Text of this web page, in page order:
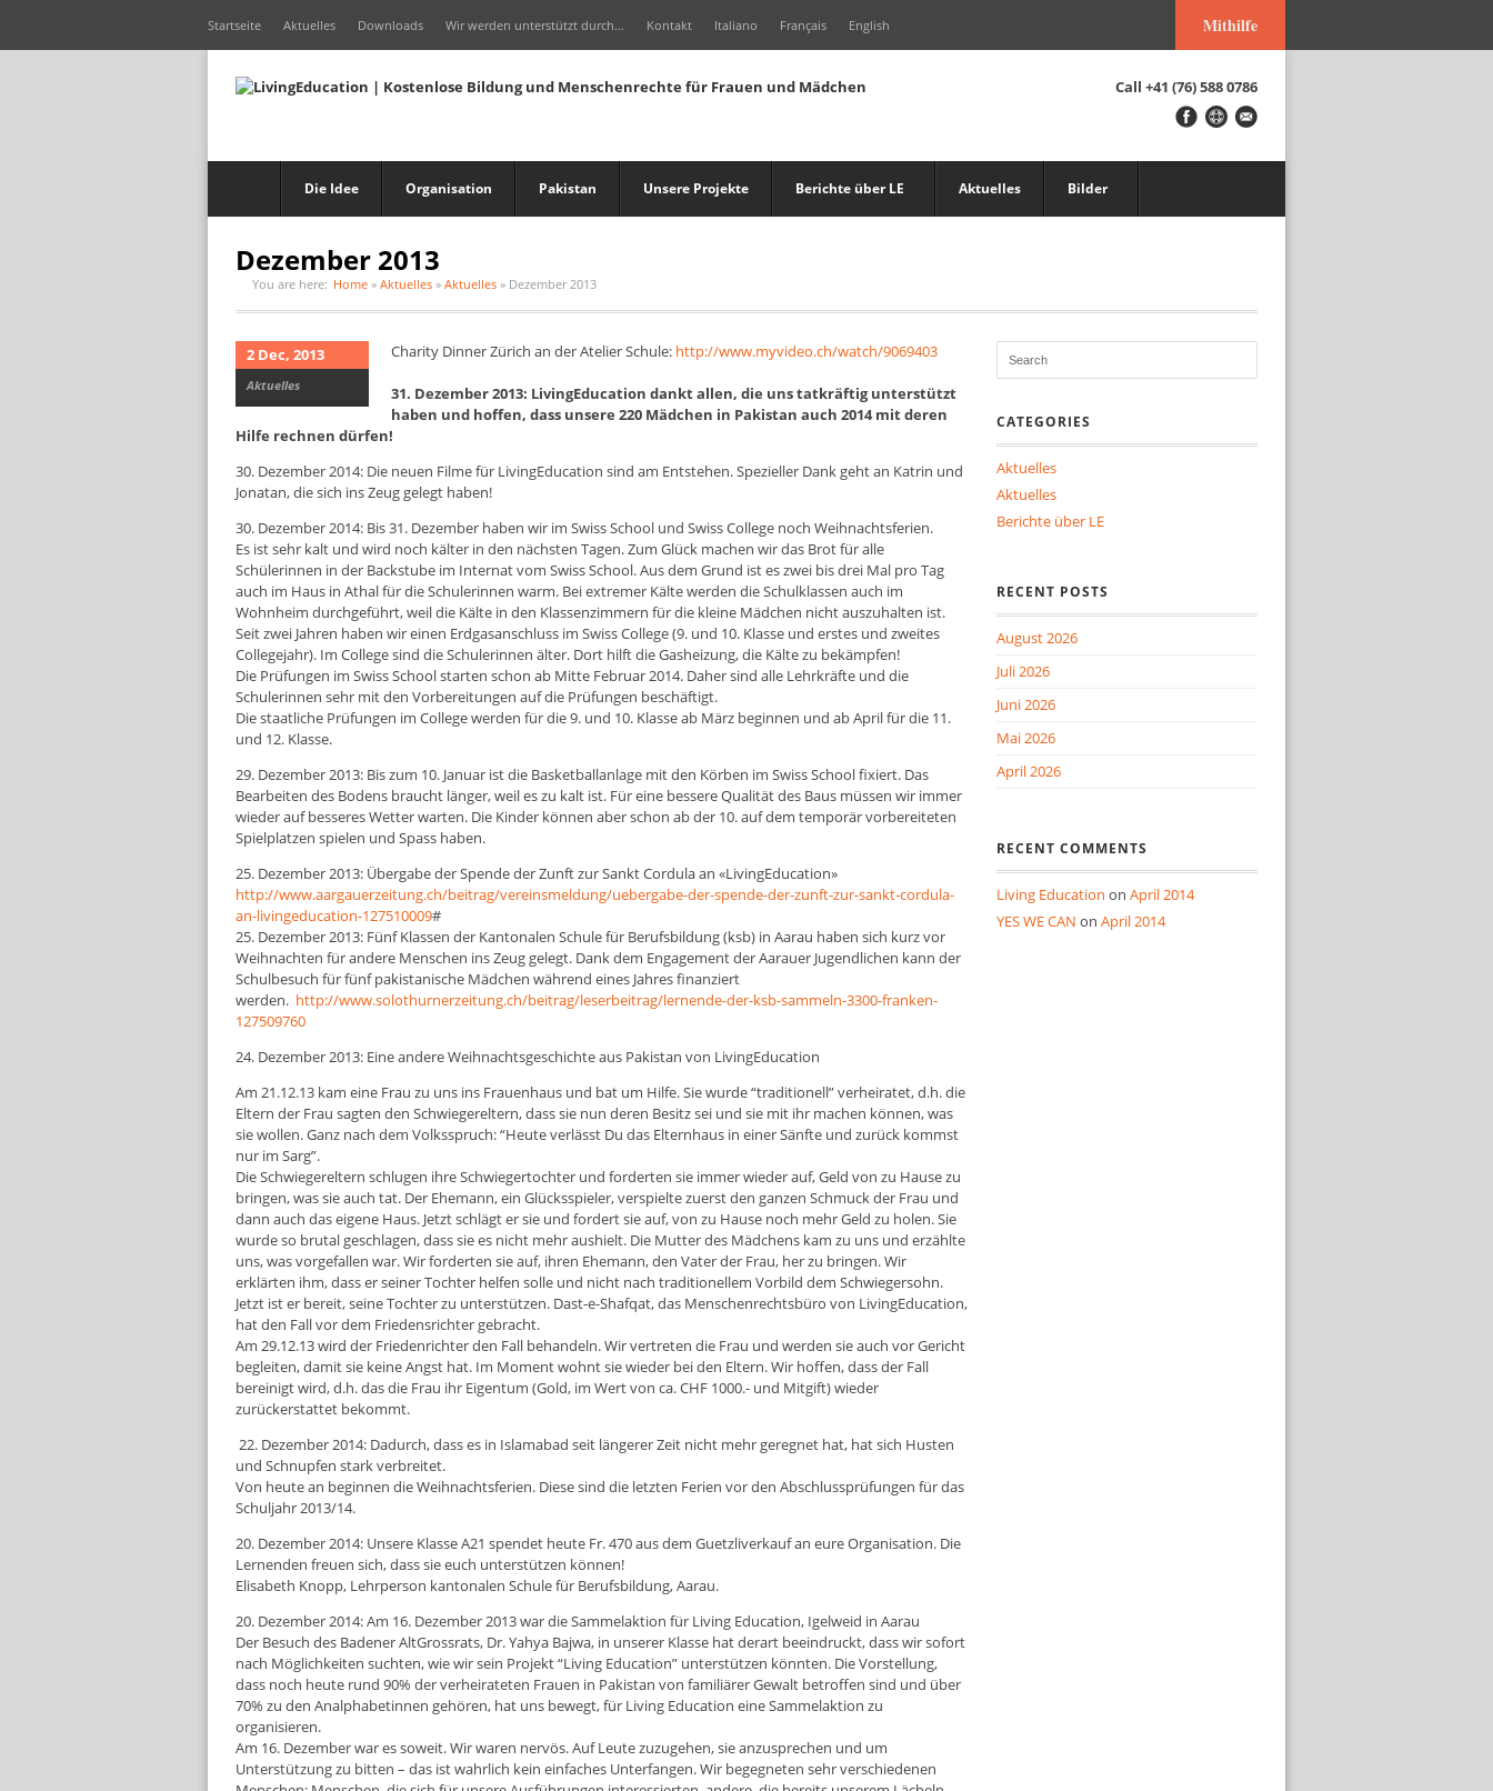
Mithilfe
Startseite Aktuelles Downloads Wir werden unterstützt durch… Kontakt Italiano Français English
Call +41 (76) 588 0786
Die Idee Organisation Pakistan Unsere Projekte Berichte über LE Aktuelles Bilder
Dezember 2013
You are here: Home » Aktuelles » Aktuelles » Dezember 2013
2 Dec, 2013
Aktuelles
Charity Dinner Zürich an der Atelier Schule: http://www.myvideo.ch/watch/9069403
31. Dezember 2013: LivingEducation dankt allen, die uns tatkräftig unterstützt
haben und hoffen, dass unsere 220 Mädchen in Pakistan auch 2014 mit deren
Hilfe rechnen dürfen!
30. Dezember 2014: Die neuen Filme für LivingEducation sind am Entstehen. Spezieller Dank geht an Katrin und
Jonatan, die sich ins Zeug gelegt haben!
30. Dezember 2014: Bis 31. Dezember haben wir im Swiss School und Swiss College noch Weihnachtsferien.
Es ist sehr kalt und wird noch kälter in den nächsten Tagen. Zum Glück machen wir das Brot für alle
Schülerinnen in der Backstube im Internat vom Swiss School. Aus dem Grund ist es zwei bis drei Mal pro Tag
auch im Haus in Athal für die Schulerinnen warm. Bei extremer Kälte werden die Schulklassen auch im
Wohnheim durchgeführt, weil die Kälte in den Klassenzimmern für die kleine Mädchen nicht auszuhalten ist.
Seit zwei Jahren haben wir einen Erdgasanschluss im Swiss College (9. und 10. Klasse und erstes und zweites
Collegejahr). Im College sind die Schulerinnen älter. Dort hilft die Gasheizung, die Kälte zu bekämpfen!
Die Prüfungen im Swiss School starten schon ab Mitte Februar 2014. Daher sind alle Lehrkräfte und die
Schulerinnen sehr mit den Vorbereitungen auf die Prüfungen beschäftigt.
Die staatliche Prüfungen im College werden für die 9. und 10. Klasse ab März beginnen und ab April für die 11.
und 12. Klasse.
29. Dezember 2013: Bis zum 10. Januar ist die Basketballanlage mit den Körben im Swiss School fixiert. Das
Bearbeiten des Bodens braucht länger, weil es zu kalt ist. Für eine bessere Qualität des Baus müssen wir immer
wieder auf besseres Wetter warten. Die Kinder können aber schon ab der 10. auf dem temporär vorbereiteten
Spielplatzen spielen und Spass haben.
25. Dezember 2013: Übergabe der Spende der Zunft zur Sankt Cordula an «LivingEducation»
http://www.aargauerzeitung.ch/beitrag/vereinsmeldung/uebergabe-der-spende-der-zunft-zur-sankt-cordula-
an-livingeducation-127510009#
25. Dezember 2013: Fünf Klassen der Kantonalen Schule für Berufsbildung (ksb) in Aarau haben sich kurz vor
Weihnachten für andere Menschen ins Zeug gelegt. Dank dem Engagement der Aarauer Jugendlichen kann der
Schulbesuch für fünf pakistanische Mädchen während eines Jahres finanziert
werden. http://www.solothurnerzeitung.ch/beitrag/leserbeitrag/lernende-der-ksb-sammeln-3300-franken-
127509760
24. Dezember 2013: Eine andere Weihnachtsgeschichte aus Pakistan von LivingEducation
Am 21.12.13 kam eine Frau zu uns ins Frauenhaus und bat um Hilfe. Sie wurde “traditionell” verheiratet, d.h. die
Eltern der Frau sagten den Schwiegereltern, dass sie nun deren Besitz sei und sie mit ihr machen können, was
sie wollen. Ganz nach dem Volksspruch: “Heute verlässt Du das Elternhaus in einer Sänfte und zurück kommst
nur im Sarg”.
Die Schwiegereltern schlugen ihre Schwiegertochter und forderten sie immer wieder auf, Geld von zu Hause zu
bringen, was sie auch tat. Der Ehemann, ein Glücksspieler, verspielte zuerst den ganzen Schmuck der Frau und
dann auch das eigene Haus. Jetzt schlägt er sie und fordert sie auf, von zu Hause noch mehr Geld zu holen. Sie
wurde so brutal geschlagen, dass sie es nicht mehr aushielt. Die Mutter des Mädchens kam zu uns und erzählte
uns, was vorgefallen war. Wir forderten sie auf, ihren Ehemann, den Vater der Frau, her zu bringen. Wir
erklärten ihm, dass er seiner Tochter helfen solle und nicht nach traditionellem Vorbild dem Schwiegersohn.
Jetzt ist er bereit, seine Tochter zu unterstützen. Dast-e-Shafqat, das Menschenrechtsbüro von LivingEducation,
hat den Fall vor dem Friedensrichter gebracht.
Am 29.12.13 wird der Friedenrichter den Fall behandeln. Wir vertreten die Frau und werden sie auch vor Gericht
begleiten, damit sie keine Angst hat. Im Moment wohnt sie wieder bei den Eltern. Wir hoffen, dass der Fall
bereinigt wird, d.h. das die Frau ihr Eigentum (Gold, im Wert von ca. CHF 1000.- und Mitgift) wieder
zurückerstattet bekommt.
22. Dezember 2014: Dadurch, dass es in Islamabad seit längerer Zeit nicht mehr geregnet hat, hat sich Husten
und Schnupfen stark verbreitet.
Von heute an beginnen die Weihnachtsferien. Diese sind die letzten Ferien vor den Abschlussprüfungen für das
Schuljahr 2013/14.
20. Dezember 2014: Unsere Klasse A21 spendet heute Fr. 470 aus dem Guetzliverkauf an eure Organisation. Die
Lernenden freuen sich, dass sie euch unterstützen können!
Elisabeth Knopp, Lehrperson kantonalen Schule für Berufsbildung, Aarau.
20. Dezember 2014: Am 16. Dezember 2013 war die Sammelaktion für Living Education, Igelweid in Aarau
Der Besuch des Badener AltGrossrats, Dr. Yahya Bajwa, in unserer Klasse hat derart beeindruckt, dass wir sofort
nach Möglichkeiten suchten, wie wir sein Projekt “Living Education” unterstützen könnten. Die Vorstellung,
dass noch heute rund 90% der verheirateten Frauen in Pakistan von familiärer Gewalt betroffen sind und über
70% zu den Analphabetinnen gehören, hat uns bewegt, für Living Education eine Sammelaktion zu
organisieren.
Am 16. Dezember war es soweit. Wir waren nervös. Auf Leute zuzugehen, sie anzusprechen und um
Unterstützung zu bitten – das ist wahrlich kein einfaches Unterfangen. Wir begegneten sehr verschiedenen
CATEGORIES
Aktuelles
Aktuelles
Berichte über LE
RECENT POSTS
August 2026
Juli 2026
Juni 2026
Mai 2026
April 2026
RECENT COMMENTS
Living Education on April 2014
YES WE CAN on April 2014